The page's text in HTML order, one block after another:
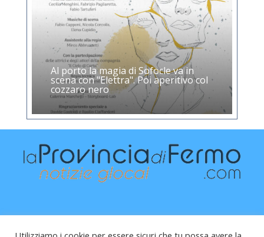
Al porto la magia di Sofocle va in
scena con "Elettra". Poi aperitivo col
cozzaro nero